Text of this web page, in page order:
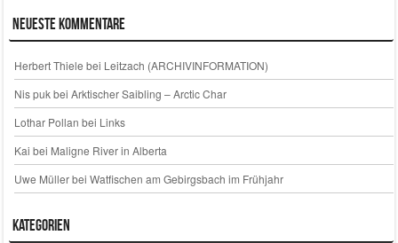
Neueste Kommentare
Herbert Thiele bei Leitzach (ARCHIVINFORMATION)
Nis pukbei Arktischer Saibling – Arctic Char
Lothar Pollan bei Links
Kai bei Maligne River in Alberta
Uwe Müllerbei Watfischen am Gebirgsbach im Frühjahr
Kategorien